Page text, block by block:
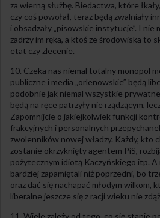
za wierną służbę. Biedactwa, które
czy coś powołał, teraz będą zwalniały
i obsadzały „pisowskie instytucje”. I nie
zadrży im ręka, a ktoś ze środowiska to
etat czy zlecenie.
10. Czeka nas niemal totalny monopol
publiczne i media „orlenowskie” będą
podobnie jak niemal wszystkie
będą na ręce patrzyły nie rządzącym,
Zapomnijcie o jakiejkolwiek funkcji
frakcyjnych i personalnych
zwolenników nowej władzy. Każdy, kto
zostanie okrzyknięty agentem PiS,
pożytecznym idiotą Kaczyńskiego itp. A
bardziej zapamiętali niż poprzedni, bo
oraz dać się nachapać młodym wilkom,
liberalne jeszcze się z racji wieku nie
11. Wiele zależy od tego, co się stanie